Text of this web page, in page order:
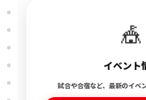
🎪
イベント
試合や合宿など、最新のイベ